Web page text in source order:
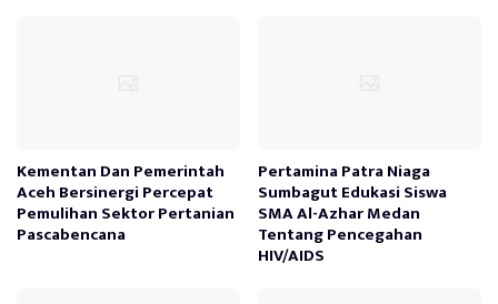
Kementan Dan Pemerintah
Aceh Bersinergi Percepat
Pemulihan Sektor Pertanian
Pascabencana
Pertamina Patra Niaga
Sumbagut Edukasi Siswa
SMA Al-Azhar Medan
Tentang Pencegahan
HIV/AIDS